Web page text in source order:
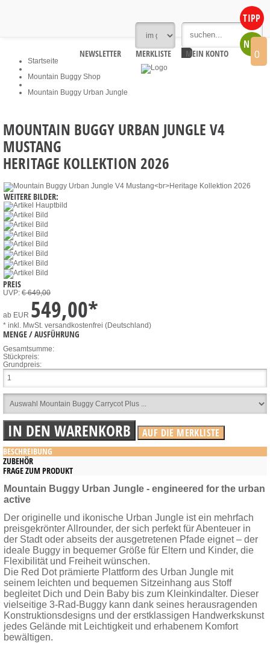
NEWSLETTER MERKLISTE MEIN KONTO 0
Startseite
Mountain Buggy Shop
Mountain Buggy Urban Jungle
MOUNTAIN BUGGY URBAN JUNGLE V4
MUSTANG
HERITAGE KOLLEKTION 2026
TIPP
NEU
WEITERE BILDER:
PREIS
UVP: € 649,00
ab EUR 549,00*
* inkl. MwSt. versandkostenfrei (Deutschland)
MENGE / AUSFÜHRUNG
Gesamtsumme:
Stückpreis:
Grundpreis:
BESCHREIBUNG
ZUBEHÖR
FRAGE ZUM PRODUKT
Mountain Buggy Urban Jungle - engineered for the urban
active
Der originelle und ikonische Urban Jungle ist ein mehrfach
preisgekrönter Allrounder, der sich perfekt für Abenteuer in
der Stadt oder abseits der ausgetretenen Pfade eignet – der
ideale Buggy in bequemer Größe für Eltern und Kinder, die
Flexibilität und Freiheit wünschen.
Die Red Dot prämierte Plattform des Urban Jungle mit
seinem leichten und bequemen Sitzeinhang aus Stoff
begleitet Dich und Dein Baby bis zum Kleinkindalter. Dieser
vielseitige 3-Rad-Buggy kann dank seines herausragenden
Konstruktionsdesigns und der erstklassigen Handwerkskunst
jedes Gelände mit Leichtigkeit und erhabenem Komfort
bewältigen.